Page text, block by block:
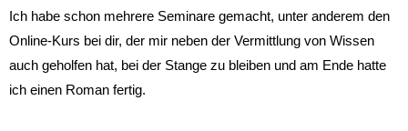
Ich habe schon mehrere Seminare gemacht, unter anderem den
Online-Kurs bei dir, der mir neben der Vermittlung von Wissen
auch geholfen hat, bei der Stange zu bleiben und am Ende hatte
ich einen Roman fertig.